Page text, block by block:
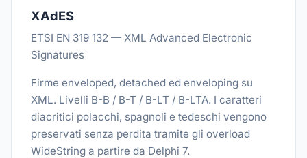
XAdES
ETSI EN 319 132 — XML Advanced Electronic
Signatures
Firme enveloped, detached ed enveloping su
XML. Livelli B-B / B-T / B-LT / B-LTA. I caratteri
diacritici polacchi, spagnoli e tedeschi vengono
preservati senza perdita tramite gli overload
WideString a partire da Delphi 7.